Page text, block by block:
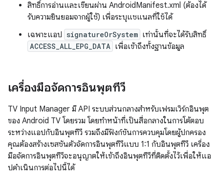
สิทธิ์การอ่านและเขียนผ่าน AndroidManifest.xml (ต้องได้
รับความยินยอมจากผู้ใช้) เพื่อระบุแชแนลที่ใช้ได้
เฉพาะแอป signatureOrSystem เท่านั้นที่จะได้รับสิทธิ์
ACCESS_ALL_EPG_DATA เพื่อเข้าถึงทั้งฐานข้อมูล
เครื่องมือจัดการอินพุตทีวี
TV Input Manager มี API ระบบส่วนกลางสําหรับเฟรมเวิร์กอินพุต
ของ Android TV โดยรวม โดยทำหน้าที่เป็นสื่อกลางในการโต้ตอบ
ระหว่างแอปกับอินพุตทีวี รวมถึงมีฟังก์ชันการควบคุมโดยผู้ปกครอง
คุณต้องสร้างเซสชันตัวจัดการอินพุตทีวีแบบ 1:1 กับอินพุตทีวี เครื่อง
มือจัดการอินพุตทีวีจะอนุญาตให้เข้าถึงอินพุตทีวีที่ติดตั้งไว้เพื่อให้แอ
ปดำเนินการต่อไปนี้ได้